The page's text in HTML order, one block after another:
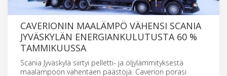
CAVERIONIN MAALÄMPÖ VÄHENSI SCANIA
JYVÄSKYLÄN ENERGIANKULUTUSTA 60 %
TAMMIKUUSSA
Scania Jyväskylä siirtyi pelletti- ja öljylämmityksestä
maalämpöön vähentäen päästöjä. Caverion porasi